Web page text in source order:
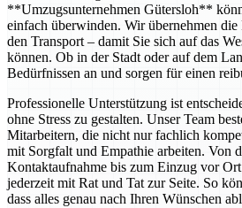
**Umzugsunternehmen Gütersloh**
einfach überwinden. Wir übernehmen die
den Transport – damit Sie sich auf das
können. Ob in der Stadt oder auf dem
Bedürfnissen an und sorgen für einen
Professionelle Unterstützung ist
ohne Stress zu gestalten. Unser Team
Mitarbeitern, die nicht nur fachlich
mit Sorgfalt und Empathie arbeiten. Von
Kontaktaufnahme bis zum Einzug vor
jederzeit mit Rat und Tat zur Seite. So
dass alles genau nach Ihren Wünschen